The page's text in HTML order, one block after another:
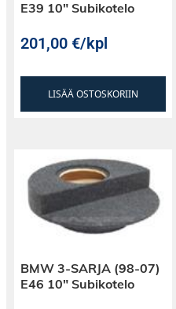
E39 10″ Subikotelo
201,00€/kpl
LISÄÄ OSTOSKORIIN
BMW 3-SARJA (98-07)
E46 10″ Subikotelo